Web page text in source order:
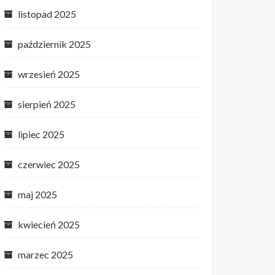
listopad 2025
październik 2025
wrzesień 2025
sierpień 2025
lipiec 2025
czerwiec 2025
maj 2025
kwiecień 2025
marzec 2025